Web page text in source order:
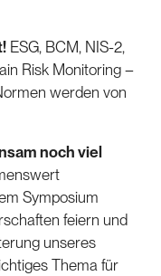
ESG, BCM, NIS-2,
Risk Monitoring –
werden von
noch viel
Symposium
feiern und
unseres
Thema für